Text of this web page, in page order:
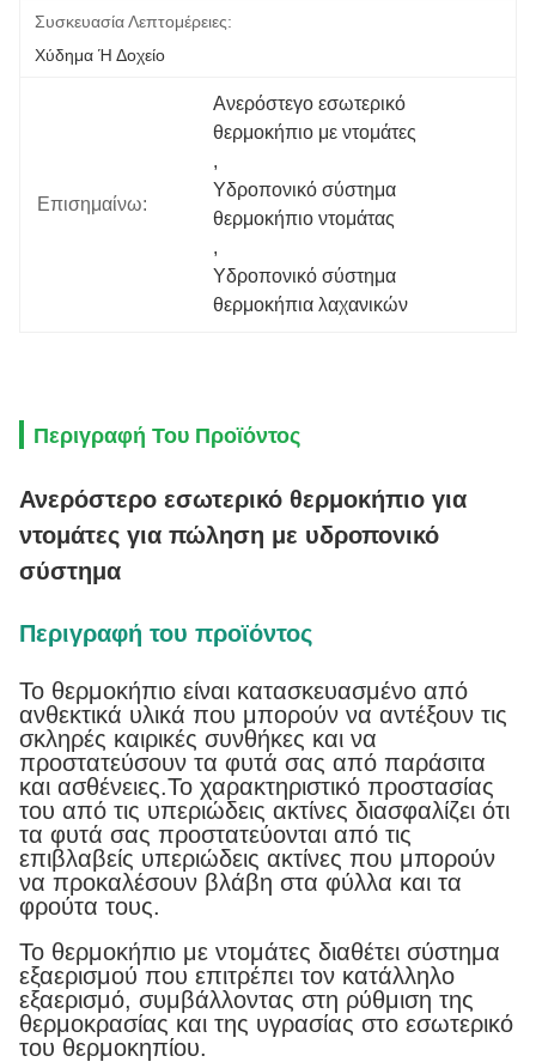
Συσκευασία Λεπτομέρειες:
Χύδημα Ή Δοχείο
Επισημαίνω:
Ανερόστεγο εσωτερικό
θερμοκήπιο με ντομάτες
,
Υδροπονικό σύστημα
θερμοκήπιο ντομάτας
,
Υδροπονικό σύστημα
θερμοκήπια λαχανικών
Περιγραφή Του Προϊόντος
Ανερόστερο εσωτερικό θερμοκήπιο για
ντομάτες για πώληση με υδροπονικό
σύστημα
Περιγραφή του προϊόντος
Το θερμοκήπιο είναι κατασκευασμένο από
ανθεκτικά υλικά που μπορούν να αντέξουν τις
σκληρές καιρικές συνθήκες και να
προστατεύσουν τα φυτά σας από παράσιτα
και ασθένειες.Το χαρακτηριστικό προστασίας
του από τις υπεριώδεις ακτίνες διασφαλίζει ότι
τα φυτά σας προστατεύονται από τις
επιβλαβείς υπεριώδεις ακτίνες που μπορούν
να προκαλέσουν βλάβη στα φύλλα και τα
φρούτα τους.
Το θερμοκήπιο με ντομάτες διαθέτει σύστημα
εξαερισμού που επιτρέπει τον κατάλληλο
εξαερισμό, συμβάλλοντας στη ρύθμιση της
θερμοκρασίας και της υγρασίας στο εσωτερικό
του θερμοκηπίου.